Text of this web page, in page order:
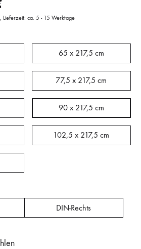
Lieferzeit: ca. 5 - 15 Werktage
65 x 217,5 cm
77,5 x 217,5 cm
90 x 217,5 cm
102,5 x 217,5 cm
DIN-Rechts